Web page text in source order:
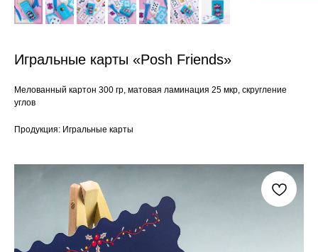
Игральные карты «Posh Friends»
Мелованный картон 300 гр, матовая ламинация 25 мкр, скругление
углов
Продукция: Игральные карты